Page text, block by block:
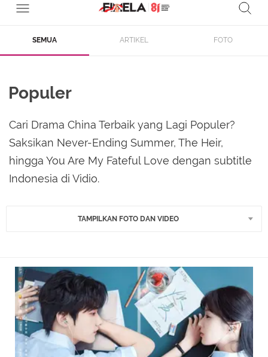
SEMUA ARTIKEL FOTO
Populer
Cari Drama China Terbaik yang Lagi Populer?
Saksikan Never-Ending Summer, The Heir,
hingga You Are My Fateful Love dengan subtitle
Indonesia di Vidio.
TAMPILKAN FOTO DAN VIDEO